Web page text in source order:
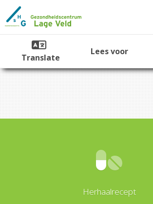
Translate
Lees voor
Herhaalrecept